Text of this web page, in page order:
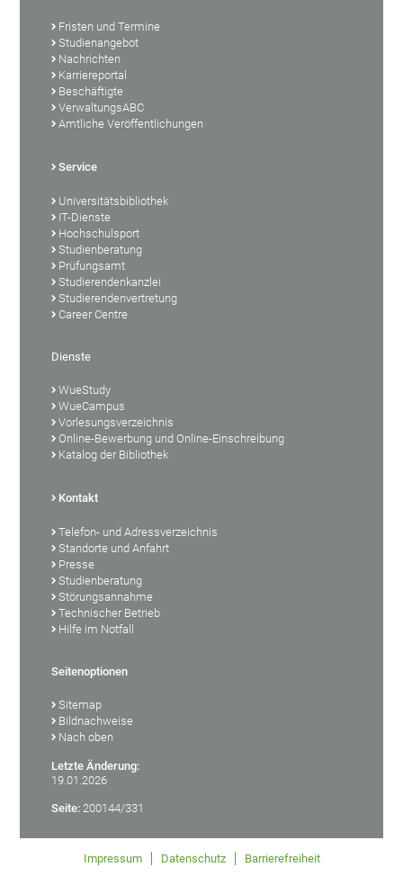
Fristen und Termine
Studienangebot
Nachrichten
Karriereportal
Beschäftigte
VerwaltungsABC
Amtliche Veröffentlichungen
Service
Universitätsbibliothek
IT-Dienste
Hochschulsport
Studienberatung
Prüfungsamt
Studierendenkanzlei
Studierendenvertretung
Career Centre
Dienste
WueStudy
WueCampus
Vorlesungsverzeichnis
Online-Bewerbung und Online-Einschreibung
Katalog der Bibliothek
Kontakt
Telefon- und Adressverzeichnis
Standorte und Anfahrt
Presse
Studienberatung
Störungsannahme
Technischer Betrieb
Hilfe im Notfall
Seitenoptionen
Sitemap
Bildnachweise
Nach oben
Letzte Änderung:
19.01.2026
Seite: 200144/331
Impressum Datenschutz Barrierefreiheit